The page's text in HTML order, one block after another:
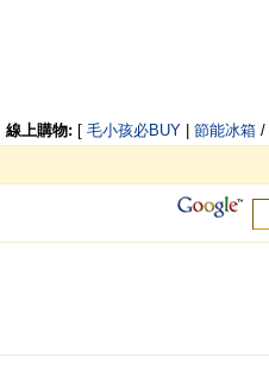
線上購物: [ 毛小孩必BUY| 節能冰箱/